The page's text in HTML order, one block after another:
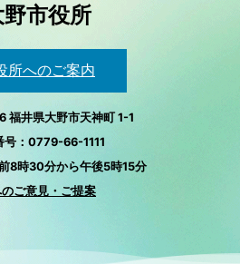
野市役所
所へのご案内
福井県大野市天神町 1-1
号：0779-66-1111
8時30分から午後5時15分
ご意見・ご提案